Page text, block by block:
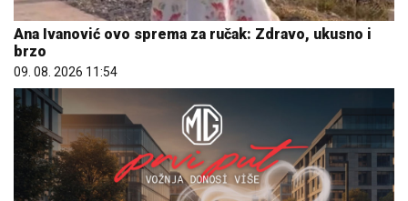
Ana Ivanović ovo sprema za ručak: Zdravo, ukusno i
brzo
09. 08. 2026 11:54